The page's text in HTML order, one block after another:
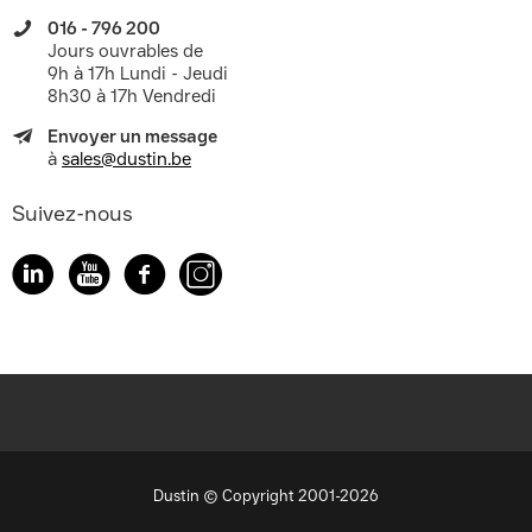
016 - 796 200
Jours ouvrables de
9h à 17h Lundi - Jeudi
8h30 à 17h Vendredi
Envoyer un message
à sales@dustin.be
Suivez-nous
Dustin © Copyright 2001-2026